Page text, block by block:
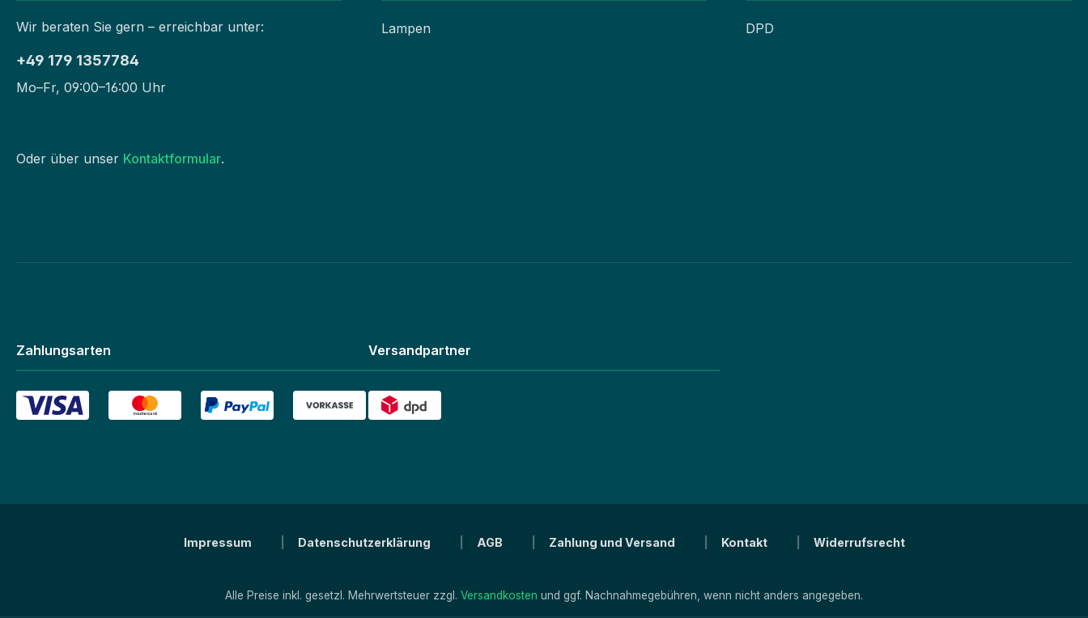
Wir beraten Sie gern – erreichbar unter:
+49 179 1357784
Mo–Fr, 09:00–16:00 Uhr
Oder über unser Kontaktformular.
Lampen DPD
Zahlungsarten Versandpartner
Impressum Datenschutzerklärung AGB Zahlung und Versand Kontakt Widerrufsrecht
Alle Preise inkl. gesetzl. Mehrwertsteuer zzgl. Versandkosten und ggf. Nachnahmegebühren, wenn nicht anders angegeben.